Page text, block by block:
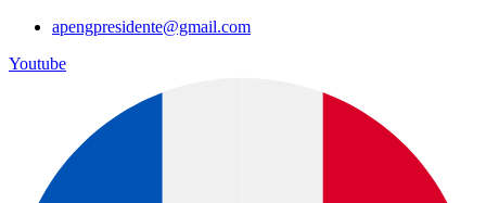
apengpresidente@gmail.com
Youtube